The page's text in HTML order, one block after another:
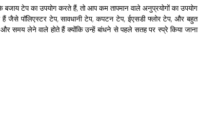
टेप का उपयोग करते हैं, तो आप कम तापमान वाले अनुप्रयोगों का उपयोग
जैसे पॉलिएस्टर टेप, सावधानी टेप, कपटन टेप, ईएसडी फ्लोर टेप, और बहुत
समय लेने वाले होते हैं क्योंकि उन्हें बांधने से पहले सतह पर स्प्रे किया जाना